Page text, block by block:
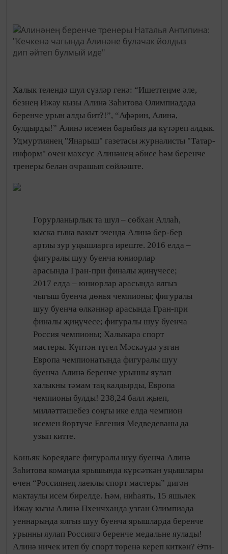
Халык телендә шул сүзләр генә: “Ишеттеңме әле,
безнең Ижау кызы Алинә Заһитова Олимпиадада
беренче урын алды бит?!”, “Афәрин, Алинә,
булдырды!” Алинә исемен барыбыз да күтәреп алдык.
Удмуртиянең "Яңарыш" газетасы журналисты "Татар-
информ" өчен махсус Алинәнең әбисе һәм беренче
тренеры белән очрашып сөйләште.
Горурланырлык та шул – сөбхан Аллаһ,
кыска гына вакыт эчендә Алинә бер-бер
артлы зур уңышларга иреште. 2016 елда –
фигуралы шуу буенча юниорлар
арасында Гран-при финалы җиңүчесе;
2017 елда – юниорлар арасында ялгыз
чыгыш буенча дөнья чемпионы; фигуралы
шуу буенча өлкәннәр арасында Гран-при
финалы җиңүчесе; фигуралы шуу буенча
Россия чемпионы; Халыкара спорт
мастеры. Күптән түгел Мәскәүдә узган
Европа чемпионатында фигуралы шуу
буенча Алинә беренче урынны яулап
халыкны тәмам таң калдырды, Европа
чемпионы булды! 238,24 балл җыеп,
милләттәшебез соңгы ике елда чемпион
исемен йөртүче Евгения Медведеваны да
узып китте.
Көньяк Кореядәге фигуралы шуу буенча Алинә
Заһитова команда ярышында күрсәткән уңышлары
өчен “Россиянең лаеклы спорт мастеры” дигән
мактаулы исем бирелде. Һәм, ниһаять, 15 яшьлек
Ижау кызы Алинә Пхенчханда узган Олимпиада
уеннарында ялгыз шуу буенча ярышларда беренче
урынны яулап Россиягә беренче медальне яулады!
Алинә ничек итеп бу спорт төренә кереп киткән? Әти-